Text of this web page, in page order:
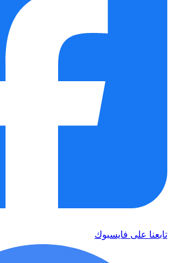
تابعنا على فايسبوك